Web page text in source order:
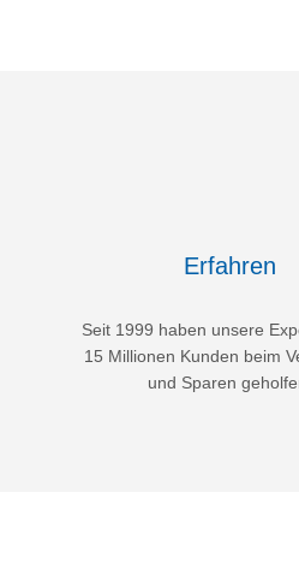
Erfahren
Seit 1999 haben unsere
15 Millionen Kunden beim
und Sparen